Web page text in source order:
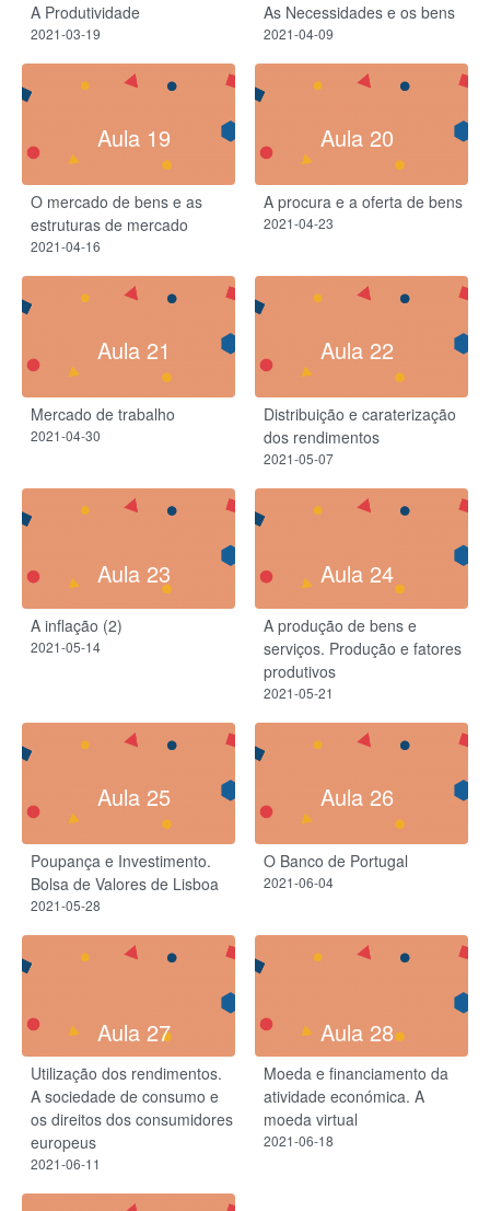
A Produtividade
2021-03-19
As Necessidades e os bens
2021-04-09
Aula 19
O mercado de bens e as
estruturas de mercado
2021-04-16
Aula 20
A procura e a oferta de bens
2021-04-23
Aula 21
Mercado de trabalho
2021-04-30
Aula 22
Distribuição e caraterização
dos rendimentos
2021-05-07
Aula 23
A inflação (2)
2021-05-14
Aula 24
A produção de bens e
serviços. Produção e fatores
produtivos
2021-05-21
Aula 25
Poupança e Investimento.
Bolsa de Valores de Lisboa
2021-05-28
Aula 26
O Banco de Portugal
2021-06-04
Aula 27
Utilização dos rendimentos.
A sociedade de consumo e
os direitos dos consumidores
europeus
2021-06-11
Aula 28
Moeda e financiamento da
atividade económica. A
moeda virtual
2021-06-18